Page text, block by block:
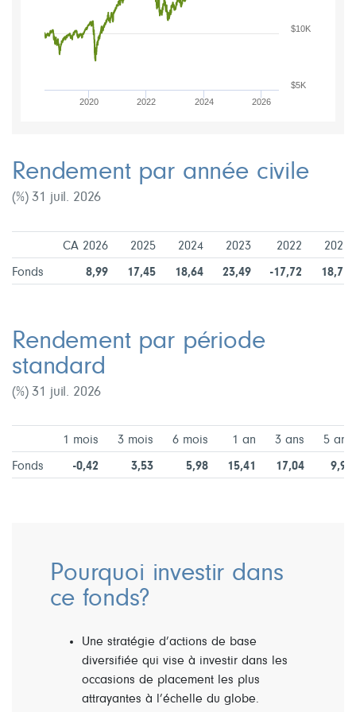
2020 2022 2024 2026
$5K
$10K
Rendement par année civile
(%) 31 juil. 2026
CA 2026 2025 2024 2023 2022 2021
Fonds 8,99 17,45 18,64 23,49 -17,72 18,77
Rendement par période
standard
(%) 31 juil. 2026
1 mois 3 mois 6 mois 1 an 3 ans 5 ans
Fonds -0,42 3,53 5,98 15,41 17,04 9,94
Pourquoi investir dans
ce fonds?
Une stratégie d’actions de base
diversifiée qui vise à investir dans les
occasions de placement les plus
attrayantes à l’échelle du globe.